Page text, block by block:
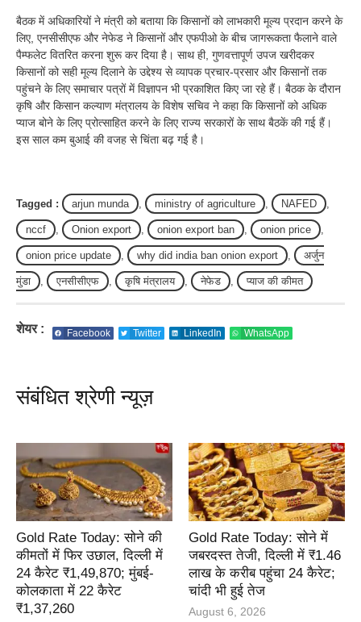
बैठक में अधिकारियों ने मंत्री को बताया कि किसानों को लाभकारी मूल्य प्रदान करने के
लिए, एनसीसीएफ और नेफेड ने किसानों और एफपीओ के बीच जागरूकता फैलाने वाले
पैम्फलेट वितरित करना शुरू कर दिया है। साथ ही, गुणवत्तापूर्ण उपज खरीदकर
किसानों को सही मूल्य दिलाने के उद्देश्य से व्यापक प्रचार-प्रसार और किसानों तक
पहुंचने के लिए समाचार पत्रों में विज्ञापन भी प्रकाशित किए जा रहे हैं। बैठक के दौरान
कृषि और किसान कल्याण मंत्रालय के विशेष सचिव ने कहा कि किसानों को अधिक
प्याज बोने के लिए प्रोत्साहित करने के लिए राज्य सरकारों के साथ बैठकें की गई हैं।
इस साल कम बुआई की वजह से चिंता बढ़ गई है।
Tagged : arjun munda , ministry of agriculture , NAFED ,
nccf , Onion export , onion export ban , onion price ,
onion price update , why did india ban onion export , अर्जुन
मुंडा , एनसीसीएफ , कृषि मंत्रालय , नेफेड , प्याज की कीमत
शेयर : Facebook Twitter LinkedIn WhatsApp
संबंधित श्रेणी न्यूज़
Gold Rate Today: सोने की
कीमतों में फिर उछाल, दिल्ली में
24 कैरेट ₹1,49,870; मुंबई-
कोलकाता में 22 कैरेट
₹1,37,260
Gold Rate Today: सोने में
जबरदस्त तेजी, दिल्ली में ₹1.46
लाख के करीब पहुंचा 24 कैरेट;
चांदी भी हुई तेज
August 6, 2026